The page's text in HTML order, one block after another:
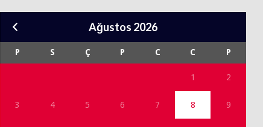
Ağustos 2026
P S Ç P C C P
1 2
3 4 5 6 7 8 9